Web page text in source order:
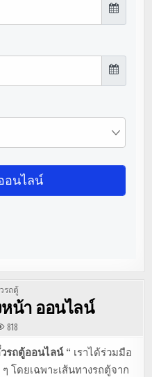
รถตู้
น้า ออนไลน์
818
รถตู้ออนไลน์ “ เราได้ร่วมมือ
โดยเฉพาะเส้นทางรถตู้จาก